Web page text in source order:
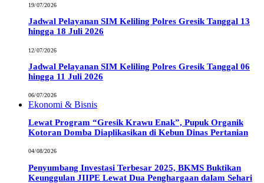
19/07/2026
Jadwal Pelayanan SIM Keliling Polres Gresik Tanggal 13
hingga 18 Juli 2026
12/07/2026
Jadwal Pelayanan SIM Keliling Polres Gresik Tanggal 06
hingga 11 Juli 2026
06/07/2026
Ekonomi & Bisnis
Lewat Program “Gresik Krawu Enak”, Pupuk Organik
Kotoran Domba Diaplikasikan di Kebun Dinas Pertanian
04/08/2026
Penyumbang Investasi Terbesar 2025, BKMS Buktikan
Keunggulan JIIPE Lewat Dua Penghargaan dalam Sehari